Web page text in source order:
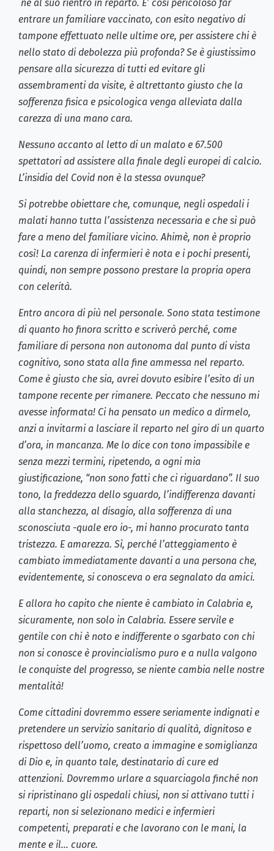
né al suo rientro in reparto. E’ così pericoloso far
entrare un familiare vaccinato, con esito negativo di
tampone effettuato nelle ultime ore, per assistere chi è
nello stato di debolezza più profonda? Se è giustissimo
pensare alla sicurezza di tutti ed evitare gli
assembramenti da visite, è altrettanto giusto che la
sofferenza fisica e psicologica venga alleviata dalla
carezza di una mano cara.
Nessuno accanto al letto di un malato e 67.500
spettatori ad assistere alla finale degli europei di calcio.
L’insidia del Covid non è la stessa ovunque?
Si potrebbe obiettare che, comunque, negli ospedali i
malati hanno tutta l’assistenza necessaria e che si può
fare a meno del familiare vicino. Ahimè, non è proprio
così! La carenza di infermieri è nota e i pochi presenti,
quindi, non sempre possono prestare la propria opera
con celerità.
Entro ancora di più nel personale. Sono stata testimone
di quanto ho finora scritto e scriverò perché, come
familiare di persona non autonoma dal punto di vista
cognitivo, sono stata alla fine ammessa nel reparto.
Come è giusto che sia, avrei dovuto esibire l’esito di un
tampone recente per rimanere. Peccato che nessuno mi
avesse informata! Ci ha pensato un medico a dirmelo,
anzi a invitarmi a lasciare il reparto nel giro di un quarto
d’ora, in mancanza. Me lo dice con tono impassibile e
senza mezzi termini, ripetendo, a ogni mia
giustificazione, “non sono fatti che ci riguardano”. Il suo
tono, la freddezza dello sguardo, l’indifferenza davanti
alla stanchezza, al disagio, alla sofferenza di una
sconosciuta -quale ero io-, mi hanno procurato tanta
tristezza. E amarezza. Sì, perché l’atteggiamento è
cambiato immediatamente davanti a una persona che,
evidentemente, si conosceva o era segnalato da amici.
E allora ho capito che niente è cambiato in Calabria e,
sicuramente, non solo in Calabria. Essere servile e
gentile con chi è noto e indifferente o sgarbato con chi
non si conosce è provincialismo puro e a nulla valgono
le conquiste del progresso, se niente cambia nelle nostre
mentalità!
Come cittadini dovremmo essere seriamente indignati e
pretendere un servizio sanitario di qualità, dignitoso e
rispettoso dell’uomo, creato a immagine e somiglianza
di Dio e, in quanto tale, destinatario di cure ed
attenzioni. Dovremmo urlare a squarciagola finché non
si ripristinano gli ospedali chiusi, non si attivano tutti i
reparti, non si selezionano medici e infermieri
competenti, preparati e che lavorano con le mani, la
mente e il… cuore.